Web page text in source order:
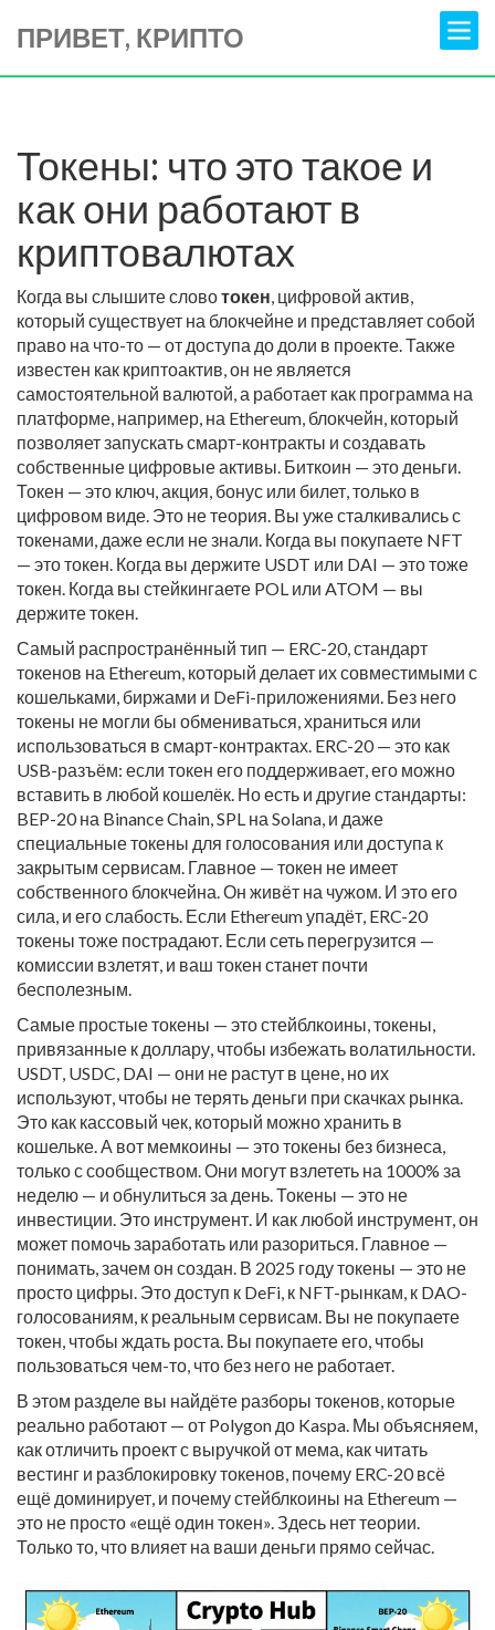
ПРИВЕТ, КРИПТО
Токены: что это такое и
как они работают в
криптовалютах
Когда вы слышите словотокен, цифровой актив,
который существует на блокчейне и представляет собой
право на что-то — от доступа до доли в проекте. Также
известен как криптоактив, он не является
самостоятельной валютой, а работает как программа на
платформе, например, на Ethereum, блокчейн, который
позволяет запускать смарт-контракты и создавать
собственные цифровые активы. Биткоин — это деньги.
Токен — это ключ, акция, бонус или билет, только в
цифровом виде. Это не теория. Вы уже сталкивались с
токенами, даже если не знали. Когда вы покупаете NFT
— это токен. Когда вы держите USDT или DAI — это тоже
токен. Когда вы стейкингаете POL или ATOM — вы
держите токен.
Самый распространённый тип — ERC-20,стандарт
токенов на Ethereum, который делает их совместимыми с
кошельками, биржами и DeFi-приложениями. Без него
токены не могли бы обмениваться, храниться или
использоваться в смарт-контрактах. ERC-20 — это как
USB-разъём: если токен его поддерживает, его можно
вставить в любой кошелёк. Но есть и другие стандарты:
BEP-20 на Binance Chain, SPL на Solana, и даже
специальные токены для голосования или доступа к
закрытым сервисам. Главное — токен не имеет
собственного блокчейна. Он живёт на чужом. И это его
сила, и его слабость. Если Ethereum упадёт, ERC-20
токены тоже пострадают. Если сеть перегрузится —
комиссии взлетят, и ваш токен станет почти
бесполезным.
Самые простые токены — этостейблкоины,токены,
привязанные к доллару, чтобы избежать волатильности.
USDT, USDC, DAI — они не растут в цене, но их
используют, чтобы не терять деньги при скачках рынка.
Это как кассовый чек, который можно хранить в
кошельке. А вот мемкоины — это токены без бизнеса,
только с сообществом. Они могут взлететь на 1000% за
неделю — и обнулиться за день. Токены — это не
инвестиции. Это инструмент. И как любой инструмент, он
может помочь заработать или разориться. Главное —
понимать, зачем он создан. В 2025 году токены — это не
просто цифры. Это доступ к DeFi, к NFT-рынкам, к DAO-
голосованиям, к реальным сервисам. Вы не покупаете
токен, чтобы ждать роста. Вы покупаете его, чтобы
пользоваться чем-то, что без него не работает.
В этом разделе вы найдёте разборы токенов, которые
реально работают — от Polygon до Kaspa. Мы объясняем,
как отличить проект с выручкой от мема, как читать
вестинг и разблокировку токенов, почему ERC-20 всё
ещё доминирует, и почему стейблкоины на Ethereum —
это не просто «ещё один токен». Здесь нет теории.
Только то, что влияет на ваши деньги прямо сейчас.